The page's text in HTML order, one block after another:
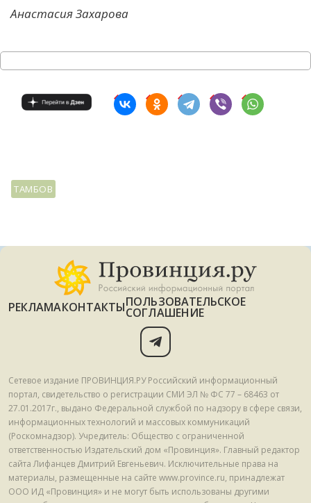
Анастасия Захарова
ТАМБОВ
РЕКЛАМАКОНТАКТЫПОЛЬЗОВАТЕЛЬСКОЕ
СОГЛАШЕНИЕ
Сетевое издание ПРОВИНЦИЯ.РУ Российский информационный
портал, свидетельство о регистрации СМИ ЭЛ № ФС 77 – 68463 от
27.01.2017г., выдано Федеральной службой по надзору в сфере связи,
информационных технологий и массовых коммуникаций
(Роскомнадзор). Учредитель: Общество с ограниченной
ответственностью Издательский дом «Провинция». Главный редактор
сайта Лифанцев Дмитрий Евгеньевич. Исключительные права на
материалы, размещенные на сайте www.province.ru, принадлежат
ООО ИД «Провинция» и не могут быть использованы другими